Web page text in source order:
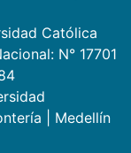
Católica
N° 17701
Medellín